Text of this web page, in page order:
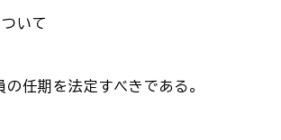
いて
任期を法定すべきである。